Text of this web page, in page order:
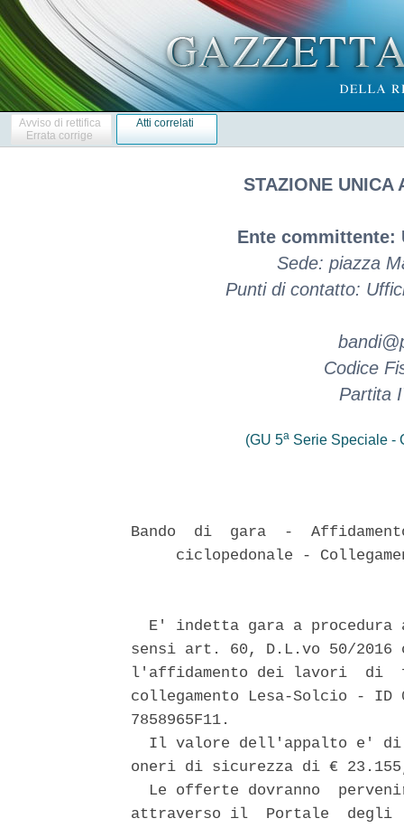
Avviso di rettifica
Errata corrige
Atti correlati
STAZIONE UNICA
Ente committente:
Sede: piazza
Punti di contatto:
Codice
Partita
(GU 5a Serie Speciale -
Bando  di  gara  -
ciclopedonale -
E' indetta gara a procedura
sensi art. 60, D.L.vo 50/
l'affidamento dei lavori  di
collegamento Lesa-Solcio - ID
7858965F11.
Il valore dell'appalto e'
oneri di sicurezza di €
Le offerte dovranno
attraverso il  Portale